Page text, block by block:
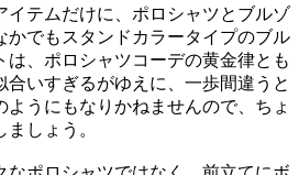
イテムだけに、ポロシャツとブルゾ
かでもスタンドカラータイプのブル
は、ポロシャツコーデの黄金律とも
合いすぎるがゆえに、一歩間違うと
ようにもなりかねませんので、ちょ
しょう。